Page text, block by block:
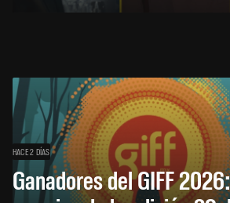
HACE 2 DÍAS
Ganadores del GIFF